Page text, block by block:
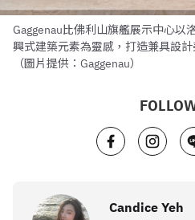
Gaggenau比佛利山旗艦展示中心以
興式建築元素為靈感，打造兼具設
（圖片提供：Gaggenau）
Candice Yeh